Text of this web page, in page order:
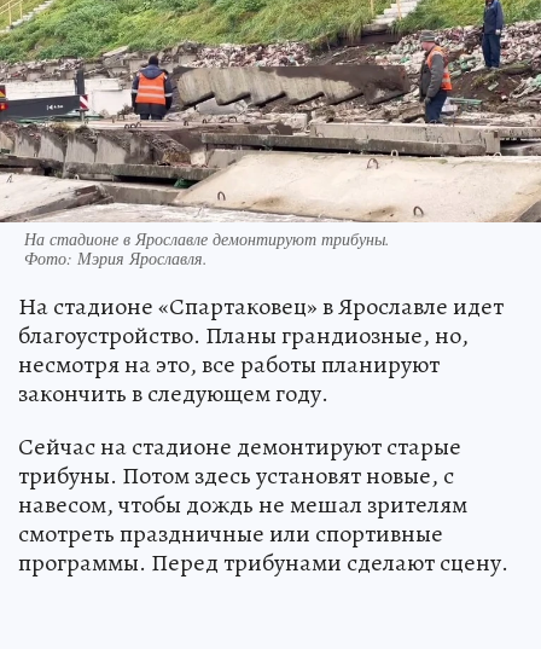
На стадионе в Ярославле демонтируют трибуны.
Фото: Мэрия Ярославля.
На стадионе «Спартаковец» в Ярославле идет
благоустройство. Планы грандиозные, но,
несмотря на это, все работы планируют
закончить в следующем году.
Сейчас на стадионе демонтируют старые
трибуны. Потом здесь установят новые, с
навесом, чтобы дождь не мешал зрителям
смотреть праздничные или спортивные
программы. Перед трибунами сделают сцену.